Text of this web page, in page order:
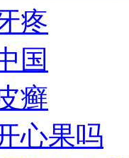
疼
国
癣
心果吗